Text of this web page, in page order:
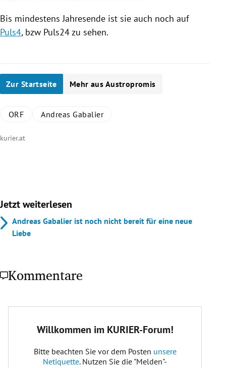
Bis mindestens Jahresende ist sie auch noch auf
Puls4, bzw Puls24 zu sehen.
Zur Startseite Mehr aus Austropromis
ORF Andreas Gabalier
kurier.at
Jetzt weiterlesen
Andreas Gabalier ist noch nicht bereit für eine neue
Liebe
Kommentare